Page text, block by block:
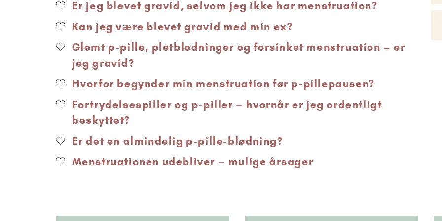
Er jeg blevet gravid, selvom jeg ikke har menstruation?
Kan jeg være blevet gravid med min ex?
Glemt p-pille, pletblødninger og forsinket menstruation – er
jeg gravid?
Hvorfor begynder min menstruation før p-pillepausen?
Fortrydelsespiller og p-piller – hvornår er jeg ordentligt
beskyttet?
Er det en almindelig p-pille-blødning?
Menstruationen udebliver – mulige årsager